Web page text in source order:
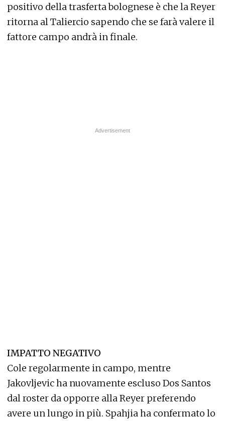
positivo della trasferta bolognese è che la Reyer
ritorna al Taliercio sapendo che se farà valere il
fattore campo andrà in finale.
IMPATTO NEGATIVO
Cole regolarmente in campo, mentre
Jakovljevic ha nuovamente escluso Dos Santos
dal roster da opporre alla Reyer preferendo
avere un lungo in più. Spahjia ha confermato lo